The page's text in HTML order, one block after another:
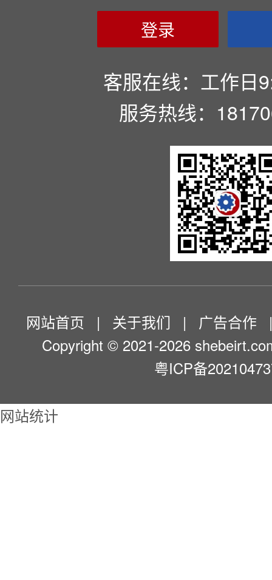
登录
客服在线：工作日
服务热线：
网站首页 | 关于我们 | 广告合作
|
Copyright © 2021-2026
粤ICP备
网站统计